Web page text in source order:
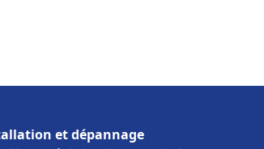
et dépannage